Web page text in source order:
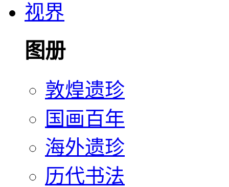
视界
图册
敦煌遗珍
国画百年
海外遗珍
历代书法